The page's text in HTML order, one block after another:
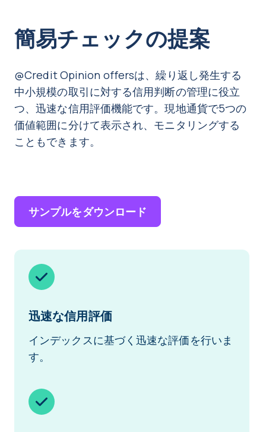
簡易チェックの提案
@Credit Opinion offersは、繰り返し発生する
中小規模の取引に対する信用判断の管理に役立
つ、迅速な信用評価機能です。現地通貨で5つの
価値範囲に分けて表示され、モニタリングする
こともできます。
サンプルをダウンロード
迅速な信用評価
インデックスに基づく迅速な評価を行いま
す。